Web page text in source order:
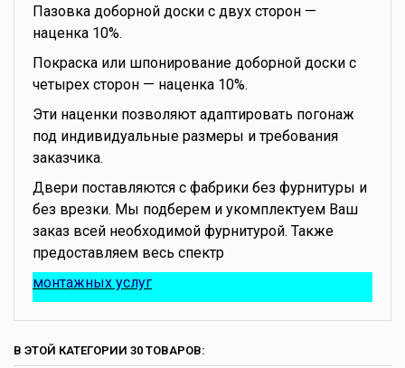
Пазовка доборной доски с двух сторон —
наценка 10%.
Покраска или шпонирование доборной доски с
четырех сторон — наценка 10%.
Эти наценки позволяют адаптировать погонаж
под индивидуальные размеры и требования
заказчика.
Двери поставляются с фабрики без фурнитуры и
без врезки. Мы подберем и укомплектуем Ваш
заказ всей необходимой фурнитурой. Также
предоставляем весь спектр
монтажных услуг
В ЭТОЙ КАТЕГОРИИ 30 ТОВАРОВ: